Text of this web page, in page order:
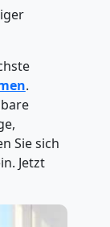
.
Sie sich
Jetzt